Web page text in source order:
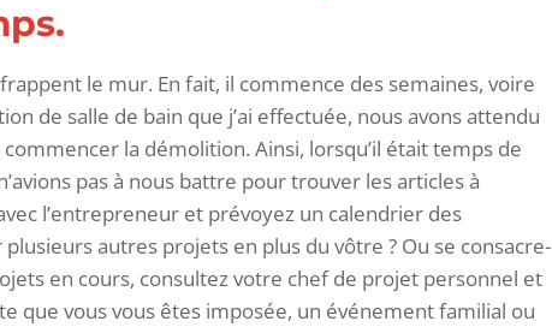
le mur. En fait, il commence des semaines, voire
de salle de bain que j’ai effectuée, nous avons attendu
la démolition. Ainsi, lorsqu’il était temps de
pas à nous battre pour trouver les articles à
l’entrepreneur et prévoyez un calendrier des
autres projets en plus du vôtre ? Ou se consacre-
en cours, consultez votre chef de projet personnel et
que vous vous êtes imposée, un événement familial ou